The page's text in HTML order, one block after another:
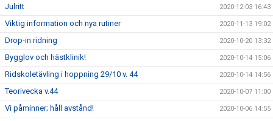
Julritt 2020-12-03 16:43
Viktig information och nya rutiner 2020-11-13 19:02
Drop-in ridning 2020-10-20 13:32
Bygglov och hästklinik! 2020-10-14 15:06
Ridskoletävling i hoppning 29/10 v. 44 2020-10-14 14:56
Teorivecka v.44 2020-10-07 11:00
Vi påminner; håll avstånd! 2020-10-06 14:55